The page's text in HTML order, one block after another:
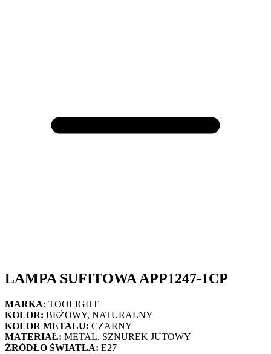
LAMPA SUFITOWA APP1247-1CP
MARKA: TOOLIGHT
KOLOR: BEŻOWY, NATURALNY
KOLOR METALU: CZARNY
MATERIAŁ: METAL, SZNUREK JUTOWY
ŹRÓDŁO ŚWIATŁA: E27